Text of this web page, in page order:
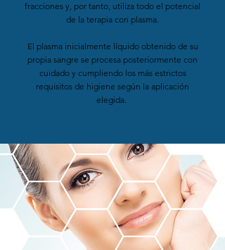
fracciones y, por tanto, utiliza todo el potencial
de la terapia con plasma.
El plasma inicialmente líquido obtenido de su
propia sangre se procesa posteriormente con
cuidado y cumpliendo los más estrictos
requisitos de higiene según la aplicación
elegida.